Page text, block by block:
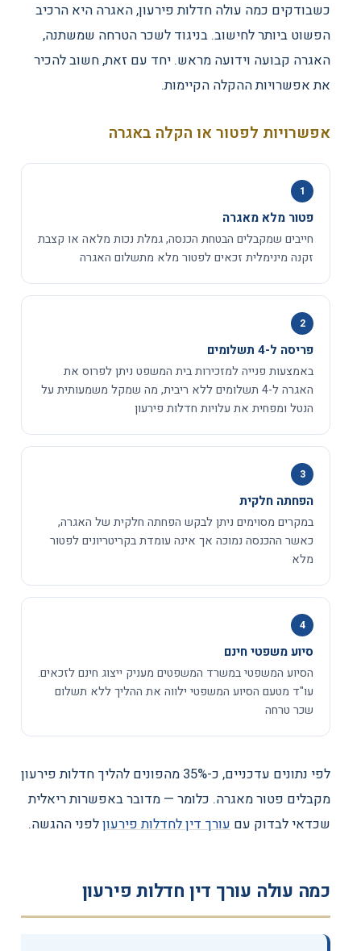
כשבודקים כמה עולה חדלות פירעון, האגרה היא הרכיב
הפשוט ביותר לחישוב. בניגוד לשכר הטרחה שמשתנה,
האגרה קבועה וידועה מראש. יחד עם זאת, חשוב להכיר
את אפשרויות ההקלה הקיימות.
אפשרויות לפטור או הקלה באגרה
1
פטור מלא מאגרה
חייבים שמקבלים הבטחת הכנסה, גמלת נכות מלאה או קצבת
זקנה מינימלית זכאים לפטור מלא מתשלום האגרה
2
פריסה ל-4 תשלומים
באמצעות פנייה למזכירות בית המשפט ניתן לפרוס את
האגרה ל-4 תשלומים ללא ריבית, מה שמקל משמעותית על
הנטל ומפחית את עלויות חדלות פירעון
3
הפחתה חלקית
במקרים מסוימים ניתן לבקש הפחתה חלקית של האגרה,
כאשר ההכנסה נמוכה אך אינה עומדת בקריטריונים לפטור
מלא
4
סיוע משפטי חינם
הסיוע המשפטי במשרד המשפטים מעניק ייצוג חינם לזכאים.
עו"ד מטעם הסיוע המשפטי ילווה את ההליך ללא תשלום
שכר טרחה
לפי נתונים עדכניים, כ-35% מהפונים להליך חדלות פירעון
מקבלים פטור מאגרה. כלומר — מדובר באפשרות ריאלית
שכדאי לבדוק עם עורך דין לחדלות פירעוןלפני ההגשה.
כמה עולה עורך דין חדלות פירעון